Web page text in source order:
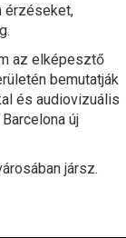
érzéseket,
az elképesztő
bemutatják
és audiovizuális
új
jársz.